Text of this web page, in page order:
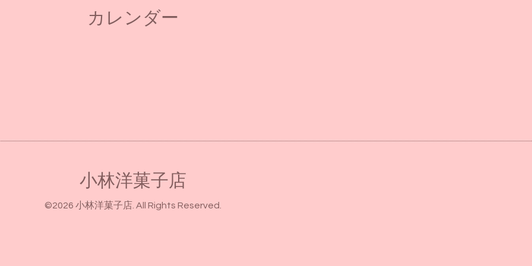
カレンダー
小林洋菓子店
©2026 小林洋菓子店. All Rights Reserved.